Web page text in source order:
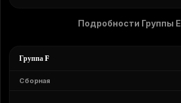
Подробности Группы E
Группа F
Сборная